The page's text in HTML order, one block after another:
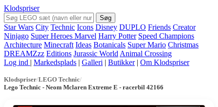
Klodspriser
Søg
Star Wars City Technic Icons Disney DUPLO Friends Creator
Ninjago Super Heroes Marvel Harry Potter Speed Champions
Architecture Minecraft Ideas Botanicals Super Mario Christmas
DREAMZzz Editions Jurassic World Animal Crossing
Log ind | Markedsplads | Galleri | Butikker | Om Klodspriser
Klodspriser/LEGO Technic/
Lego Technic - Neom Mclaren Extreme E - racerbil 42166